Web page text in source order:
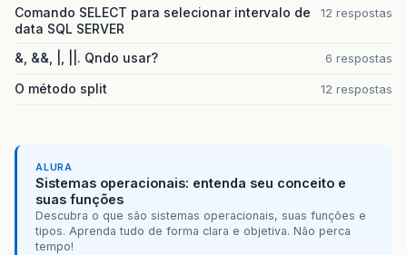
Comando SELECT para selecionar intervalo de
data SQL SERVER
12 respostas
&, &&, |, ||. Qndo usar? 6 respostas
O método split 12 respostas
ALURA
Sistemas operacionais: entenda seu conceito e
suas funções
Descubra o que são sistemas operacionais, suas funções e
tipos. Aprenda tudo de forma clara e objetiva. Não perca
tempo!